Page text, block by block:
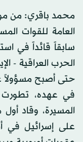
سابقاً قائداً في
الحرب العراقية -
حتى أصبح مسؤولاً
في عهده، تطورت
المسيرة، وقاد